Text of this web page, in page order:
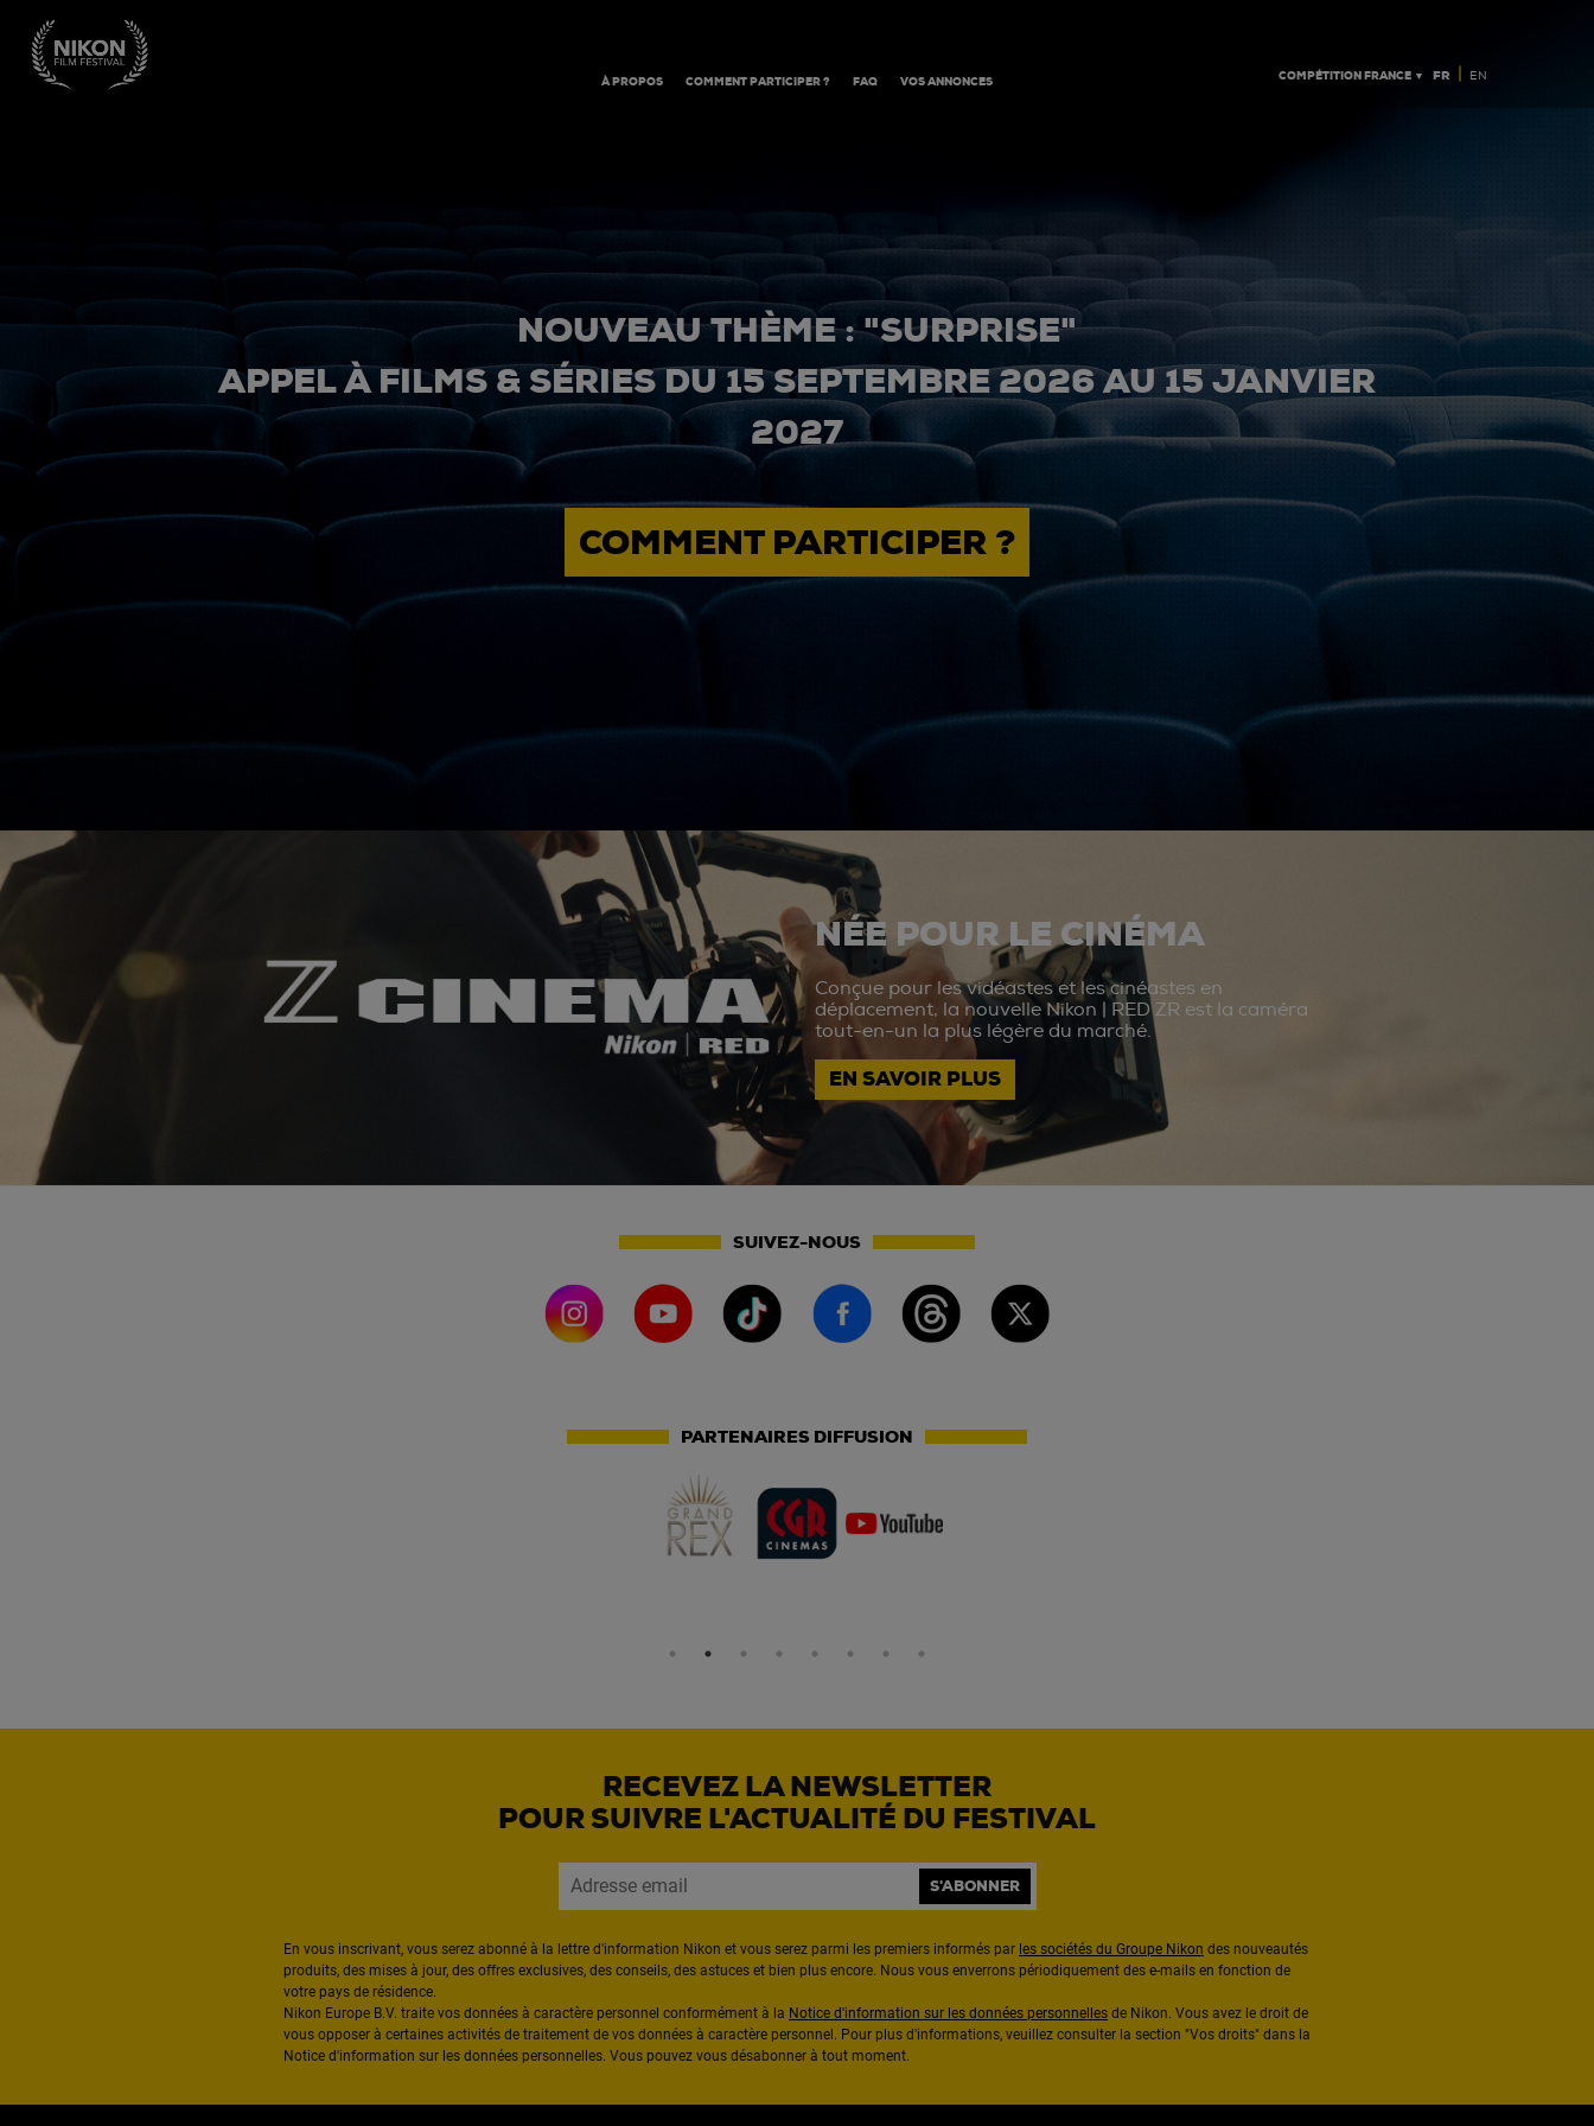
À PROPOS COMMENT PARTICIPER ? FAQ VOS ANNONCES COMPÉTITION FRANCE ▼ FR | EN
NOUVEAU THÈME : "SURPRISE"
APPEL À FILMS & SÉRIES DU 15 SEPTEMBRE 2026 AU 15 JANVIER
2027
COMMENT PARTICIPER ?
NÉE POUR LE CINÉMA
Conçue pour les vidéastes et les cinéastes en
déplacement, la nouvelle Nikon | RED ZR est la caméra
tout-en-un la plus légère du marché.
EN SAVOIR PLUS
SUIVEZ-NOUS
PARTENAIRES DIFFUSION
RECEVEZ LA NEWSLETTER
POUR SUIVRE L'ACTUALITÉ DU FESTIVAL
S'ABONNER
En vous inscrivant, vous serez abonné à la lettre d'information Nikon et vous serez parmi les premiers informés par les sociétés du Groupe Nikon des nouveautés
produits, des mises à jour, des offres exclusives, des conseils, des astuces et bien plus encore. Nous vous enverrons périodiquement des e-mails en fonction de
votre pays de résidence.
Nikon Europe B.V. traite vos données à caractère personnel conformément à la Notice d'information sur les données personnelles de Nikon. Vous avez le droit de
vous opposer à certaines activités de traitement de vos données à caractère personnel. Pour plus d'informations, veuillez consulter la section "Vos droits" dans la
Notice d'information sur les données personnelles. Vous pouvez vous désabonner à tout moment.